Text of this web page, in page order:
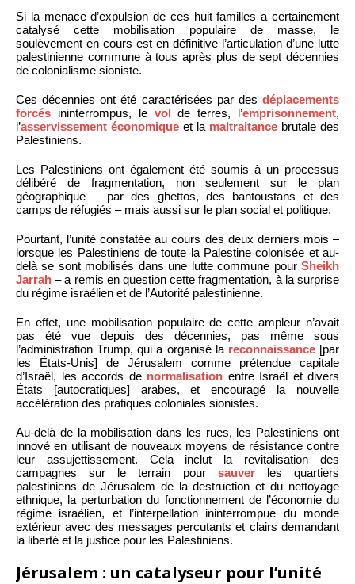
Si la menace d’expulsion de ces huit familles a certainement
catalysé cette mobilisation populaire de masse, le
soulèvement en cours est en définitive l’articulation d’une lutte
palestinienne commune à tous après plus de sept décennies
de colonialisme sioniste.
Ces décennies ont été caractérisées par des déplacements
forcés ininterrompus, le vol de terres, l’emprisonnement,
l’asservissement économique et la maltraitance brutale des
Palestiniens.
Les Palestiniens ont également été soumis à un processus
délibéré de fragmentation, non seulement sur le plan
géographique – par des ghettos, des bantoustans et des
camps de réfugiés – mais aussi sur le plan social et politique.
Pourtant, l’unité constatée au cours des deux derniers mois –
lorsque les Palestiniens de toute la Palestine colonisée et au-
delà se sont mobilisés dans une lutte commune pour Sheikh
Jarrah – a remis en question cette fragmentation, à la surprise
du régime israélien et de l’Autorité palestinienne.
En effet, une mobilisation populaire de cette ampleur n’avait
pas été vue depuis des décennies, pas même sous
l’administration Trump, qui a organisé la reconnaissance[par
les États-Unis] de Jérusalem comme prétendue capitale
d’Israël, les accords de normalisation entre Israël et divers
États [autocratiques] arabes, et encouragé la nouvelle
accélération des pratiques coloniales sionistes.
Au-delà de la mobilisation dans les rues, les Palestiniens ont
innové en utilisant de nouveaux moyens de résistance contre
leur assujettissement. Cela inclut la revitalisation des
campagnes sur le terrain pour sauverles quartiers
palestiniens de Jérusalem de la destruction et du nettoyage
ethnique, la perturbation du fonctionnement de l’économie du
régime israélien, et l’interpellation ininterrompue du monde
extérieur avec des messages percutants et clairs demandant
la liberté et la justice pour les Palestiniens.
Jérusalem : un catalyseur pour l’unité